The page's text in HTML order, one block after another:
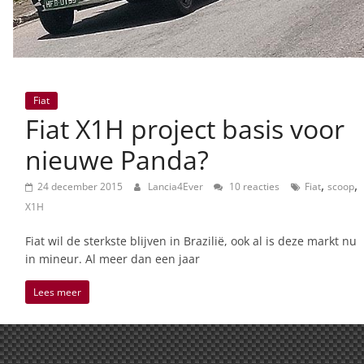
Fiat
Fiat X1H project basis voor
nieuwe Panda?
24 december 2015 Lancia4Ever 10 reacties Fiat, scoop,
X1H
Fiat wil de sterkste blijven in Brazilië, ook al is deze markt nu
in mineur. Al meer dan een jaar
Lees meer